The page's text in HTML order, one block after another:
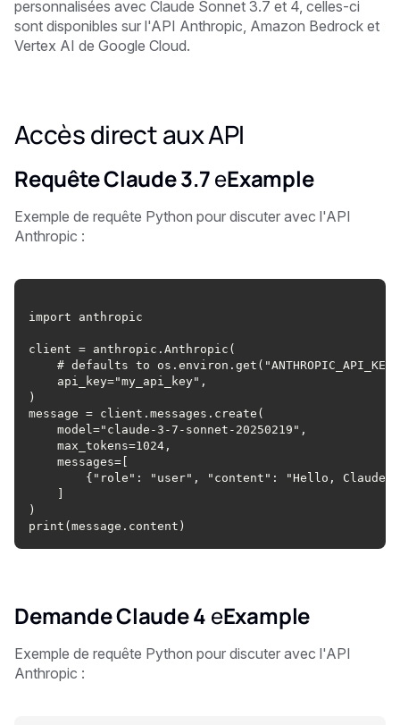
personnalisées avec Claude Sonnet 3.7 et 4, celles-ci
sont disponibles sur l'API Anthropic, Amazon Bedrock et
Vertex AI de Google Cloud.
Accès direct aux API
Requête Claude 3.7eExample
Exemple de requête Python pour discuter avec l'API
Anthropic :
import anthropic
client = anthropic.Anthropic(
# defaults to
    api_key="my_api_key",
)
message = client.messages.create(
    model="claude-3-7-sonnet-20250219",
    max_tokens=1024,
    messages=[
        {"role": "user", "content": "Hello, Claude"}
)
print(message.content)
Demande Claude 4 eExample
Exemple de requête Python pour discuter avec l'API
Anthropic :